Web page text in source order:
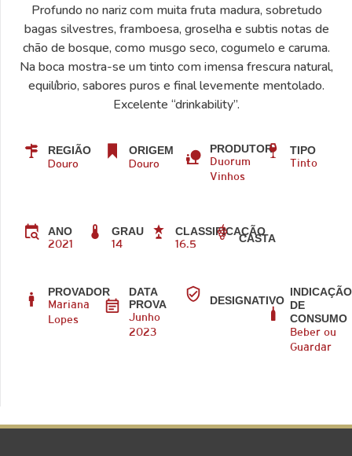
Profundo no nariz com muita fruta madura, sobretudo
bagas silvestres, framboesa, groselha e subtis notas de
chão de bosque, como musgo seco, cogumelo e caruma.
Na boca mostra-se um tinto com imensa frescura natural,
equilíbrio, sabores puros e final levemente mentolado.
Excelente “drinkability”.
REGIÃO
Douro
ORIGEM
Douro
PRODUTOR
Duorum
Vinhos
TIPO
Tinto
ANO
2021
GRAU
14
CLASSIFICAÇÃO
16.5
CASTA
PROVADOR
Mariana
Lopes
DATA
PROVA
Junho
2023
DESIGNATIVO
INDICAÇÃO
DE
CONSUMO
Beber ou
Guardar